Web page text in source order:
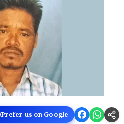
Prefer us on Google